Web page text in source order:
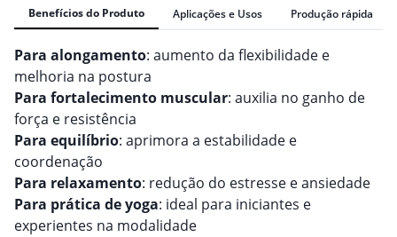
Benefícios do Produto Aplicações e Usos Produção rápida
Para alongamento: aumento da flexibilidade e
melhoria na postura
Para fortalecimento muscular: auxilia no ganho de
força e resistência
Para equilíbrio: aprimora a estabilidade e
coordenação
Para relaxamento: redução do estresse e ansiedade
Para prática de yoga: ideal para iniciantes e
experientes na modalidade